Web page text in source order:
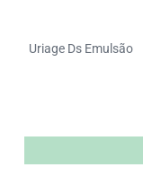
Uriage Ds Emulsão